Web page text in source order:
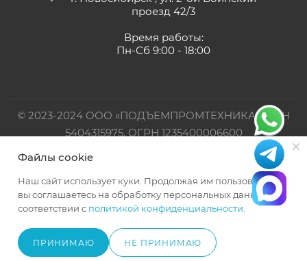
В КОРЗИНУ
проезд 42/3
Время работы:
Пн-Сб 9:00 - 18:00
© 2023-2024 ООО «ПОДЪЕМПРОМТЕХНИКА». ИНН
5404315975, ОГРН 1235400006600
Официальный представитель TOR INDUSTRIES
Файлы cookie
Наш сайт использует куки. Продолжая им пользоваться,
вы соглашаетесь на обработку персональных данных в
соответствии с политикой конфиденциальности
ПРИНИМАЮ НЕ ПРИНИМАЮ